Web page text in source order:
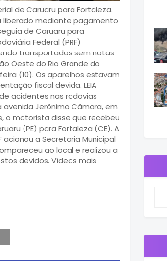
de Caruaru para Fortaleza.
liberado mediante pagamento
de Caruaru para
Federal (PRF)
transportados sem notas
Oeste do Rio Grande do
(10). Os aparelhos estavam
fiscal devida. LEIA
acidentes nas rodovias
Jerônimo Câmara, em
o motorista disse que recebeu
(PE) para Fortaleza (CE). A
acionou a Secretaria Municipal
ao local e realizou a
devidos. Vídeos mais